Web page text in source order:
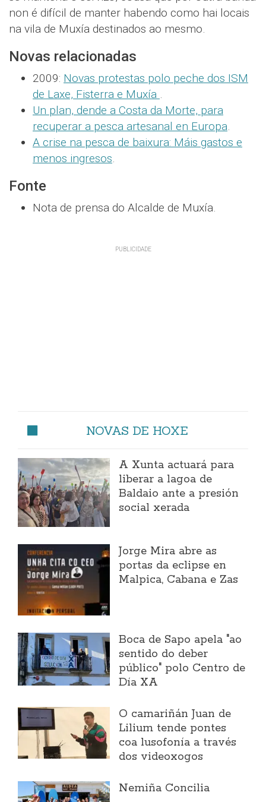
non é difícil de manter habendo como hai locais
na vila de Muxía destinados ao mesmo.
Novas relacionadas
2009: Novas protestas polo peche dos ISM
de Laxe, Fisterra e Muxía .
Un plan, dende a Costa da Morte, para
recuperar a pesca artesanal en Europa.
A crise na pesca de baixura: Máis gastos e
menos ingresos.
Fonte
Nota de prensa do Alcalde de Muxía.
NOVAS DE HOXE
A Xunta actuará para
liberar a lagoa de
Baldaio ante a presión
social xerada
Jorge Mira abre as
portas da eclipse en
Malpica, Cabana e Zas
Boca de Sapo apela "ao
sentido do deber
público" polo Centro de
Día XA
O camariñán Juan de
Lilium tende pontes
coa lusofonía a través
dos videoxogos
Nemiña Concilia